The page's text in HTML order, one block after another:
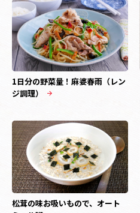
1日分の野菜量！麻婆春雨（レン
ジ調理）
松茸の味お吸いもので、オート